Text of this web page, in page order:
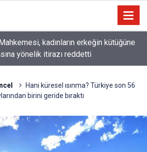
kadınların erkeğin kütüğüne
yönelik itirazı reddetti
Hani küresel ısınma? Türkiye son 56
birini geride bıraktı